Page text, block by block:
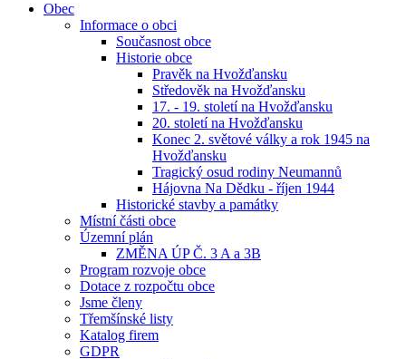
Obec
Informace o obci
Současnost obce
Historie obce
Pravěk na Hvožďansku
Středověk na Hvožďansku
17. - 19. století na Hvožďansku
20. století na Hvožďansku
Konec 2. světové války a rok 1945 na
Hvožďansku
Tragický osud rodiny Neumannů
Hájovna Na Dědku - říjen 1944
Historické stavby a památky
Místní části obce
Územní plán
ZMĚNA ÚP Č. 3 A a 3B
Program rozvoje obce
Dotace z rozpočtu obce
Jsme členy
Třemšínské listy
Katalog firem
GDPR